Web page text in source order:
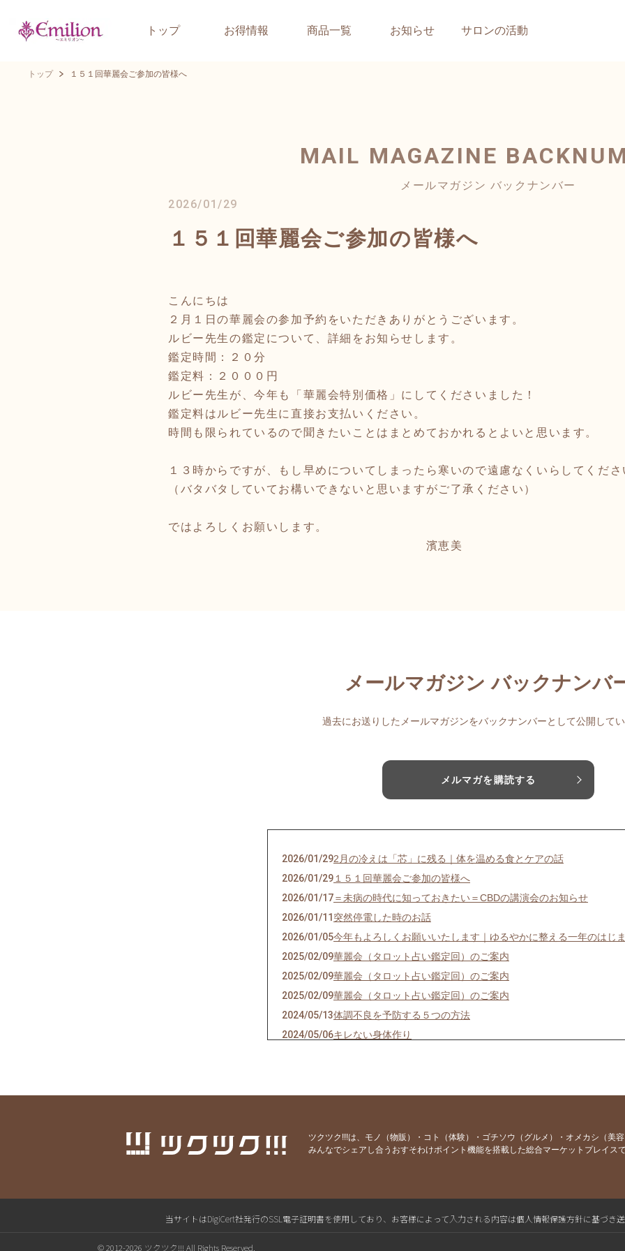
トップ お得情報 商品一覧 お知らせ サロンの活動
トップ １５１回華麗会ご参加の皆様へ
MAIL MAGAZINE
メールマガジン バックナンバー
2026/01/29
１５１回華麗会ご参加の皆様へ
こんにちは
２月１日の華麗会の参加予約をいただきありがとうございます。
ルビー先生の鑑定について、詳細をお知らせします。
鑑定時間：２０分
鑑定料：２０００円
ルビー先生が、今年も「華麗会特別価格」にしてくださいました！
鑑定料はルビー先生に直接お支払いください。
時間も限られているので聞きたいことはまとめておかれるとよいと思います。
１３時からですが、もし早めについてしまったら寒いので遠慮なくいらしてくださ
（バタバタしていてお構いできないと思いますがご了承ください）
ではよろしくお願いします。
濱恵美
メールマガジン バックナンバ
過去にお送りしたメールマガジンをバックナンバーとして公開して
メルマガを購読する
2026/01/292月の冷えは「芯」に残る｜体を温める食とケアの話
2026/01/29 １５１回華麗会ご参加の皆様へ
2026/01/17＝未病の時代に知っておきたい＝CBDの講演会のお知らせ
2026/01/11 突然停電した時のお話
2026/01/05今年もよろしくお願いいたします｜ゆるやかに整える一年のはじ
2025/02/09華麗会（タロット占い鑑定回）のご案内
2025/02/09華麗会（タロット占い鑑定回）のご案内
2025/02/09華麗会（タロット占い鑑定回）のご案内
2024/05/13体調不良を予防する５つの方法
2024/05/06キレない身体作り
2024/03/18春にやる気が出ないワケ
2024/03/04 春の行楽シーズンのお楽しみ！
2024/02/26薔薇の女王は休暇中！
ツクツク!!!は、モノ（物販）・コト（体験）・ゴチソウ（グルメ）・オメカシ（美
みんなでシェアし合うおすそわけポイント機能を搭載した総合マーケットプレイス
当サイトはDigiCert社発行のSSL電子証明書を使用しており、お客様によって入力される内容は個人情報保護方針に基づき
© 2012-2026 ツクツク!!! All Rights Reserved.